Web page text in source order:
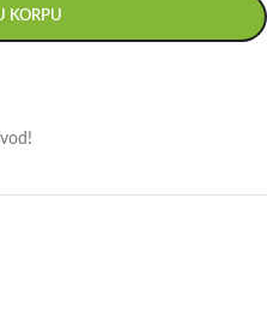
KORPU